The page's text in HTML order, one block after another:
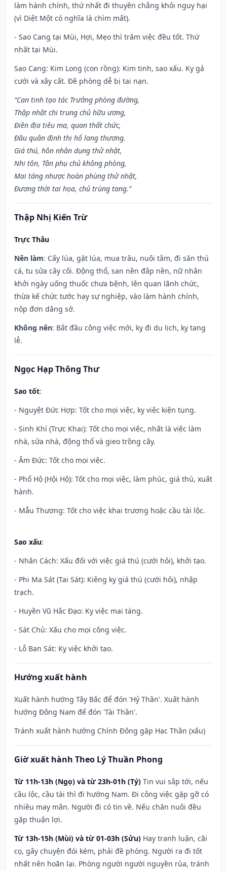
làm hành chính, thứ nhất đi thuyền chẳng khỏi nguy hại
(vì Diệt Một có nghĩa là chìm mất).
- Sao Cang tại Mùi, Hợi, Mẹo thì trăm việc đều tốt. Thứ
nhất tại Mùi.
Sao Cang: Kim Long (con rồng): Kim tinh, sao xấu. Kỵ gả
cưới và xây cất. Đề phòng dễ bị tai nạn.
“Can tinh tạo tác Trưởng phòng đường,
Thập nhật chi trung chủ hữu ương,
Điền địa tiêu ma, quan thất chức,
Đầu quân định thị hổ lang thương.
Giá thú, hôn nhân dụng thử nhật,
Nhi tôn, Tân phụ chủ không phòng,
Mai táng nhược hoàn phùng thử nhật,
Đương thời tai họa, chủ trùng tang.”
Thập Nhị Kiến Trừ
Trực Thâu
Nên làm: Cấy lúa, gặt lúa, mua trâu, nuôi tằm, đi săn thú
cá, tu sửa cây cối. Động thổ, san nền đắp nền, nữ nhân
khởi ngày uống thuốc chưa bệnh, lên quan lãnh chức,
thừa kế chức tước hay sự nghiệp, vào làm hành chính,
nộp đơn dâng sớ.
Không nên: Bắt đầu công việc mới, kỵ đi du lịch, kỵ tang
lễ.
Ngọc Hạp Thông Thư
Sao tốt:
- Nguyệt Đức Hợp: Tốt cho mọi việc, kỵ việc kiện tụng.
- Sinh Khí (Trực Khai): Tốt cho mọi việc, nhất là việc làm
nhà, sửa nhà, động thổ và gieo trồng cây.
- Âm Đức: Tốt cho mọi việc.
- Phổ Hộ (Hội Hộ): Tốt cho mọi việc, làm phúc, giá thú, xuất
hành.
- Mẫu Thương: Tốt cho việc khai trương hoặc cầu tài lộc.
Sao xấu:
- Nhân Cách: Xấu đối với việc giá thú (cưới hỏi), khởi tạo.
- Phi Ma Sát (Tai Sát): Kiêng kỵ giá thú (cưới hỏi), nhập
trạch.
- Huyền Vũ Hắc Đạo: Kỵ việc mai táng.
- Sát Chủ: Xấu cho mọi công việc.
- Lỗ Ban Sát: Kỵ việc khởi tạo.
Hướng xuất hành
Xuất hành hướng Tây Bắc để đón 'Hỷ Thần'. Xuất hành
hướng Đông Nam để đón 'Tài Thần'.
Tránh xuất hành hướng Chính Đông gặp Hạc Thần (xấu)
Giờ xuất hành Theo Lý Thuần Phong
Từ 11h-13h (Ngọ) và từ 23h-01h (Tý) Tin vui sắp tới, nếu
cầu lộc, cầu tài thì đi hướng Nam. Đi công việc gặp gỡ có
nhiều may mắn. Người đi có tin về. Nếu chăn nuôi đều
gặp thuận lợi.
Từ 13h-15h (Mùi) và từ 01-03h (Sửu) Hay tranh luận, cãi
cọ, gây chuyện đói kém, phải đề phòng. Người ra đi tốt
nhất nên hoãn lại. Phòng người người nguyền rủa, tránh